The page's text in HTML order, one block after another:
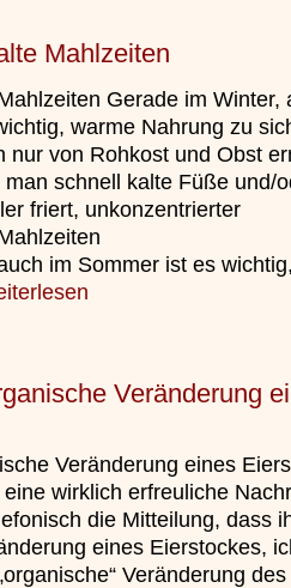
Mahlzeiten
Gerade im Winter,
warme Nahrung zu
nur von Rohkost und Obst
schnell kalte Füße und/
friert, unkonzentrierter
im Sommer ist es
Veränderung
Veränderung eines
wirklich erfreuliche
die Mitteilung, dass
eines Eierstockes,
Veränderung des